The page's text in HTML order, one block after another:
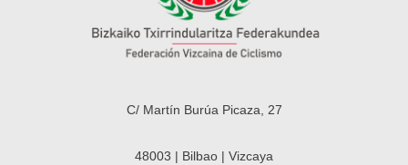
C/ Martín Burúa Picaza, 27
48003 | Bilbao | Vizcaya